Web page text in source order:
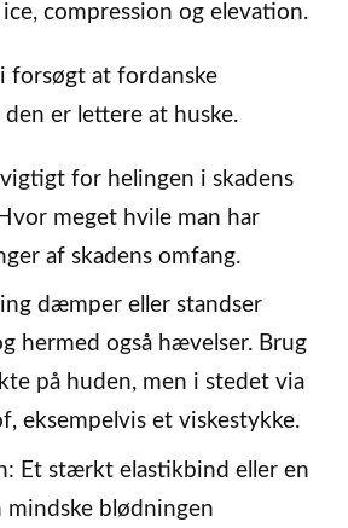
ice, compression og elevation.
forsøgt at fordanske
den er lettere at huske.
for helingen i skadens
meget hvile man har
af skadens omfang.
dæmper eller standser
hermed også hævelser. Brug
på huden, men i stedet via
eksempelvis et viskestykke.
Et stærkt elastikbind eller en
mindske blødningen